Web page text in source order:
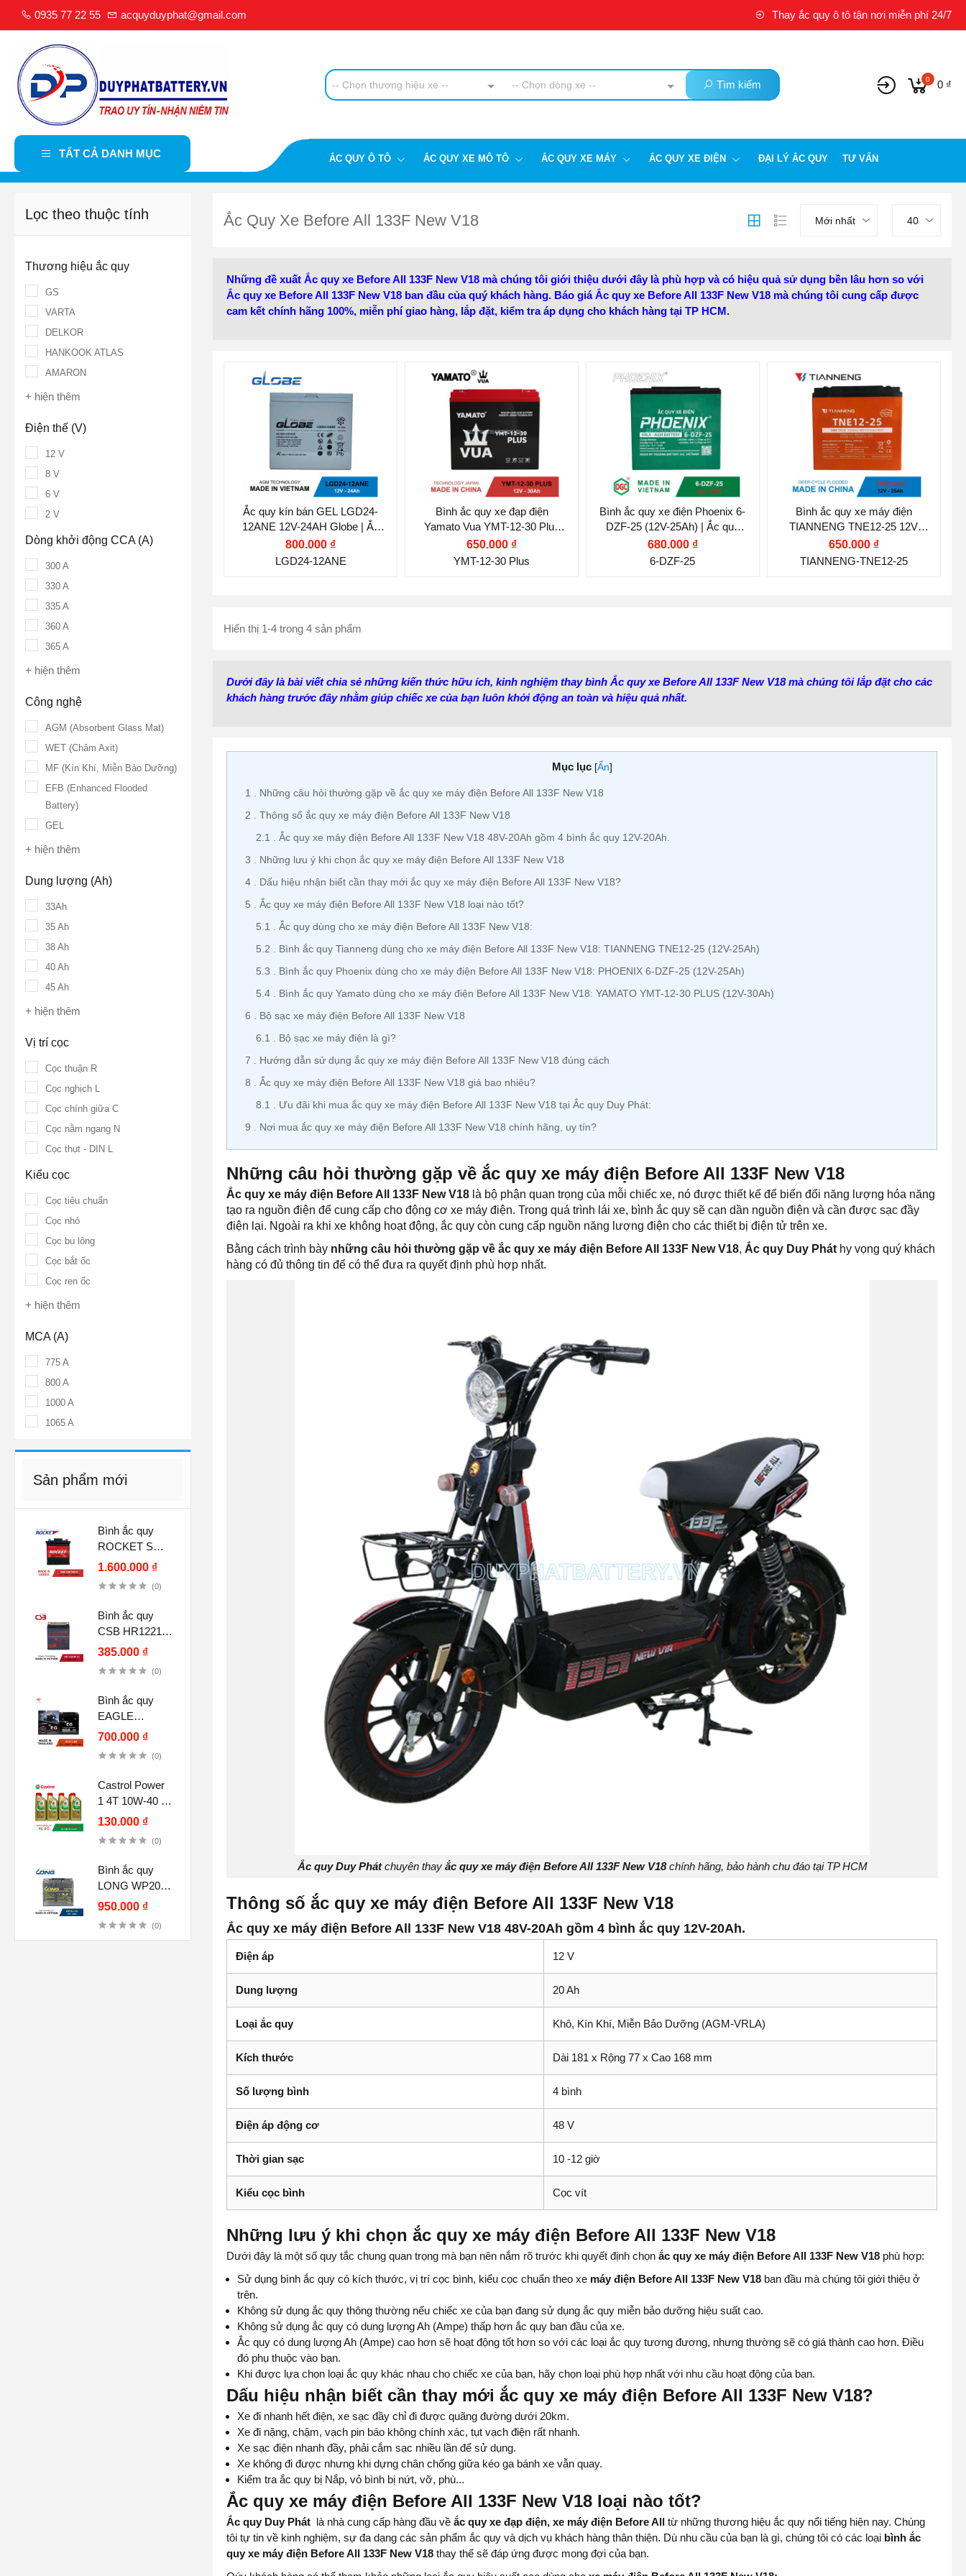
0935 77 22 55 acquyduyphat@gmail.com Thay ắc quy ô tô tận nơi miễn phí 24/7
-- Chọn thương hiệu xe -- -- Chọn dòng xe -- Tìm kiếm 0 0 ₫
TẤT CẢ DANH MỤC ẮC QUY Ô TÔ ẮC QUY XE MÔ TÔ ẮC QUY XE MÁY ẮC QUY XE ĐIỆN ĐẠI LÝ ẮC QUY TƯ VẤN
Lọc theo thuộc tính
Thương hiệu ắc quy
GS
VARTA
DELKOR
HANKOOK ATLAS
AMARON
+ hiện thêm
Điện thế (V)
12 V
8 V
6 V
2 V
Dòng khởi động CCA (A)
300 A
330 A
335 A
360 A
365 A
+ hiện thêm
Công nghệ
AGM (Absorbent Glass Mat)
WET (Châm Axit)
MF (Kín Khí, Miễn Bảo Dưỡng)
EFB (Enhanced Flooded
Battery)
GEL
+ hiện thêm
Dung lượng (Ah)
33Ah
35 Ah
38 Ah
40 Ah
45 Ah
+ hiện thêm
Vị trí cọc
Cọc thuận R
Cọc nghịch L
Cọc chính giữa C
Cọc nằm ngang N
Cọc thụt - DIN L
Kiểu cọc
Cọc tiêu chuẩn
Cọc nhỏ
Cọc bu lông
Cọc bắt ốc
Cọc ren ốc
+ hiện thêm
MCA (A)
775 A
800 A
1000 A
1065 A
Sản phẩm mới
Bình ắc quy
ROCKET SMF
DIN 54018 12V
1.600.000 ₫
(0)
Bình ắc quy
CSB HR1221W
F2, 12V 5Ah
385.000 ₫
(0)
Bình ắc quy
EAGLE
HCX7L-MF
hãng
700.000 ₫
(0)
Castrol Power
1 4T 10W-40 (1
lít) cho xe số,
130.000 ₫
(0)
Bình ắc quy
LONG WP20-
12N, F6-M5
950.000 ₫
(0)
Ắc Quy Xe Before All 133F New V18 Mới nhất 40
Những đề xuất Ắc quy xe Before All 133F New V18 mà chúng tôi giới thiệu dưới đây là phù hợp và có hiệu quả sử dụng bền lâu hơn so với
Ắc quy xe Before All 133F New V18 ban đầu của quý khách hàng. Báo giá Ắc quy xe Before All 133F New V18 mà chúng tôi cung cấp được
cam kết chính hãng 100%, miễn phí giao hàng, lắp đặt, kiểm tra áp dụng cho khách hàng tại TP HCM.
Thương hiệu ắc quy:
GLOBE
Điện thế (V):12 V
Dung lượng (Ah):24 Ah
Công nghệ:VRLA AGM
Nước sản xuất:Việt Nam
Ắc quy kín bán GEL LGD24-
12ANE 12V-24AH Globe | Ắc
quy xe điện
800.000 ₫
LGD24-12ANE
Điện thế (V):12 V
Dung lượng (Ah):
Bình ắc quy xe đạp điện
Yamato Vua YMT-12-30 Plus
(12V-30Ah)
650.000 ₫
YMT-12-30 Plus
Thương hiệu ắc quy:
PHOENIX
Điện thế (V):12 V
Dung lượng (Ah):25 Ah
Công nghệ: MF (Kín Khí,
Miễn Bảo Dưỡng)
Nước sản xuất:Việt Nam
Bình ắc quy xe điện Phoenix 6-
DZF-25 (12V-25Ah) | Ắc quy
Duy Phát
680.000 ₫
6-DZF-25
Thương hiệu ắc quy:
TIANNENG
Điện thế (V):12 V
Dung lượng (Ah):25 Ah
Công nghệ:AGM GEL
Nước sản xuất:Trung Quốc
Bình ắc quy xe máy điện
TIANNENG TNE12-25 12V
25AH
650.000 ₫
TIANNENG-TNE12-25
Hiển thị 1-4 trong 4 sản phẩm
Dưới đây là bài viết chia sẻ những kiến thức hữu ích, kinh nghiệm thay bình Ắc quy xe Before All 133F New V18 mà chúng tôi lắp đặt cho các
khách hàng trước đây nhằm giúp chiếc xe của bạn luôn khởi động an toàn và hiệu quả nhất.
Mục lục [Ẩn]
1
Những câu hỏi thường gặp về ắc quy xe máy điện Before All 133F New V18
2
Thông số ắc quy xe máy điện Before All 133F New V18
2.1
Ắc quy xe máy điện Before All 133F New V18 48V-20Ah gồm 4 bình ắc quy 12V-20Ah.
3
Những lưu ý khi chọn ắc quy xe máy điện Before All 133F New V18
4
Dấu hiệu nhận biết cần thay mới ắc quy xe máy điện Before All 133F New V18?
5
Ắc quy xe máy điện Before All 133F New V18 loại nào tốt?
5.1
Ắc quy dùng cho xe máy điện Before All 133F New V18:
5.2
Bình ắc quy Tianneng dùng cho xe máy điện Before All 133F New V18: TIANNENG TNE12-25 (12V-25Ah)
5.3
Bình ắc quy Phoenix dùng cho xe máy điện Before All 133F New V18: PHOENIX 6-DZF-25 (12V-25Ah)
5.4
Bình ắc quy Yamato dùng cho xe máy điện Before All 133F New V18: YAMATO YMT-12-30 PLUS (12V-30Ah)
6
Bộ sạc xe máy điện Before All 133F New V18
6.1
Bộ sạc xe máy điện là gì?
7
Hướng dẫn sử dụng ắc quy xe máy điện Before All 133F New V18 đúng cách
8
Ắc quy xe máy điện Before All 133F New V18 giá bao nhiêu?
8.1
Ưu đãi khi mua ắc quy xe máy điện Before All 133F New V18 tại Ắc quy Duy Phát:
9
Nơi mua ắc quy xe máy điện Before All 133F New V18 chính hãng, uy tín?
Những câu hỏi thường gặp về ắc quy xe máy điện Before All 133F New V18
Ắc quy xe máy điện Before All 133F New V18 là bộ phận quan trọng của mỗi chiếc xe, nó được thiết kế để biến đổi năng lượng hóa năng
tạo ra nguồn điện để cung cấp cho động cơ xe máy điện. Trong quá trình lái xe, bình ắc quy sẽ cạn dần nguồn điện và cần được sạc đầy
điện lại. Ngoài ra khi xe không hoạt động, ắc quy còn cung cấp nguồn năng lượng điện cho các thiết bị điện tử trên xe.
Bằng cách trình bày những câu hỏi thường gặp về ắc quy xe máy điện Before All 133F New V18, Ắc quy Duy Phát hy vọng quý khách
hàng có đủ thông tin để có thể đưa ra quyết định phù hợp nhất.
Ắc quy Duy Phátchuyên thayắc quy xe máy điện Before All 133F New V18chính hãng, bảo hành chu đáo tại TP HCM
Thông số ắc quy xe máy điện Before All 133F New V18
Ắc quy xe máy điện Before All 133F New V18 48V-20Ah gồm 4 bình ắc quy 12V-20Ah.
Điện áp 12 V
Dung lượng 20 Ah
Loại ắc quy Khô, Kín Khí, Miễn Bảo Dưỡng (AGM-VRLA)
Kích thước Dài 181 x Rộng 77 x Cao 168 mm
Số lượng bình 4 bình
Điện áp động cơ 48 V
Thời gian sạc 10 -12 giờ
Kiểu cọc bình Cọc vít
Những lưu ý khi chọn ắc quy xe máy điện Before All 133F New V18
Dưới đây là một số quy tắc chung quan trọng mà bạn nên nắm rõ trước khi quyết định chọnắc quy xe máy điện Before All 133F New V18 phù hợp:
Sử dụng bình ắc quy có kích thước, vị trí cọc bình, kiểu cọc chuẩn theo xe máy điện Before All 133F New V18 ban đầu mà chúng tôi giới thiệu ở
trên.
Không sử dụng ắc quy thông thường nếu chiếc xe của bạn đang sử dụng ắc quy miễn bảo dưỡng hiệu suất cao.
Không sử dụng ắc quy có dung lượng Ah (Ampe) thấp hơn ắc quy ban đầu của xe.
Ắc quy có dung lượng Ah (Ampe) cao hơn sẽ hoạt động tốt hơn so với các loại ắc quy tương đương, nhưng thường sẽ có giá thành cao hơn. Điều
đó phụ thuộc vào bạn.
Khi được lựa chọn loại ắc quy khác nhau cho chiếc xe của bạn, hãy chọn loại phù hợp nhất với nhu cầu hoạt động của bạn.
Dấu hiệu nhận biết cần thay mới ắc quy xe máy điện Before All 133F New V18?
Xe đi nhanh hết điện, xe sạc đầy chỉ đi được quãng đường dưới 20km.
Xe đi nặng, chậm, vạch pin báo không chính xác, tụt vạch điện rất nhanh.
Xe sạc điện nhanh đầy, phải cắm sạc nhiều lần để sử dụng.
Xe không đi được nhưng khi dựng chân chống giữa kéo ga bánh xe vẫn quay.
Kiểm tra ắc quy bị Nắp, vỏ bình bị nứt, vỡ, phù...
Ắc quy xe máy điện Before All 133F New V18 loại nào tốt?
Ắc quy Duy Phát là nhà cung cấp hàng đầu về ắc quy xe đạp điện, xe máy điện Before All từ những thương hiệu ắc quy nổi tiếng hiện nay. Chúng
tôi tự tin về kinh nghiệm, sự đa dạng các sản phẩm ắc quy và dịch vụ khách hàng thân thiện. Dù nhu cầu của bạn là gì, chúng tôi có các loại bình ắc
quy xe máy điện Before All 133F New V18thay thế sẽ đáp ứng được mong đợi của bạn.